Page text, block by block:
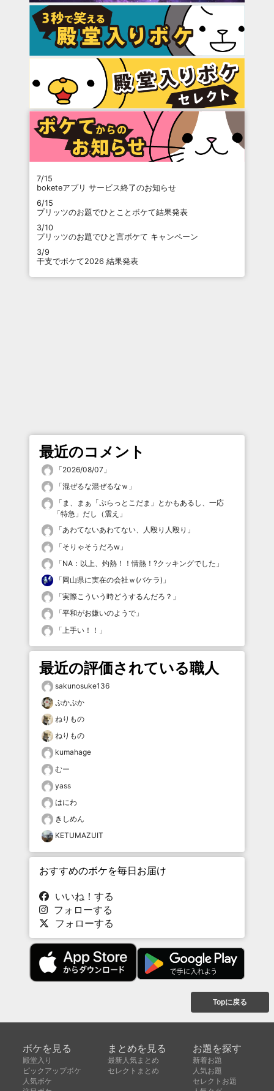
7/15
boketeアプリ サービス終了のお知らせ
6/15
プリッツのお題でひとことボケて結果発表
3/10
プリッツのお題でひと言ボケて キャンペーン
3/9
干支でボケて2026 結果発表
最近のコメント
「2026/08/07 」
「混ぜるな混ぜるなｗ 」
「 ま、まぁ「ぷらっとこだま」とかもあるし、一応
「特急」だし（震え 」
「あわてないあわてない、人殴り人殴り 」
「そりゃそうだろw 」
「NA：以上、灼熱！！情熱！?クッキングでした 」
「岡山県に実在の会社ｗ(バケラ) 」
「実際こういう時どうするんだろ？ 」
「平和がお嫌いのようで 」
「 上手い！！ 」
最近の評価されている職人
sakunosuke136
ぷかぷか
ねりもの
ねりもの
kumahage
むー
yass
はにわ
きしめん
KETUMAZUIT
おすすめのボケを毎日お届け
いいね！する
フォローする
フォローする
Topに戻る
ボケを見る
殿堂入り
ピックアップボケ
人気ボケ
まとめを見る
最新人気まとめ
セレクトまとめ
お題を探す
新着お題
人気お題
セレクトお題